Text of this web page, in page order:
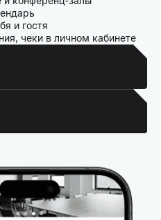
и гостя
чеки в личном кабинете